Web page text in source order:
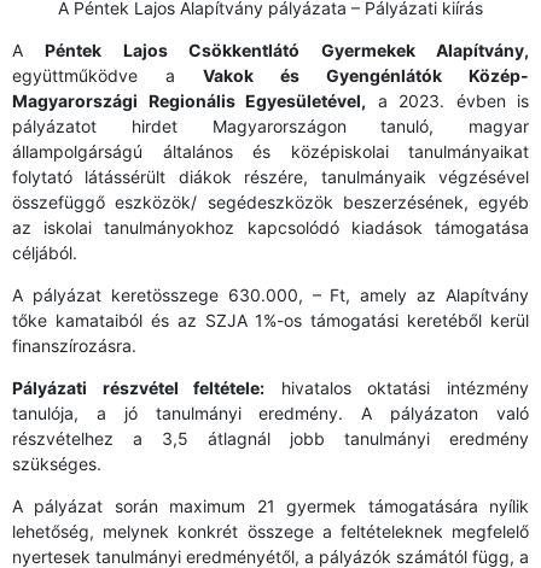
A Péntek Lajos Alapítvány pályázata – Pályázati kiírás
APéntek Lajos Csökkentlátó Gyermekek Alapítvány,
együttműködve a Vakok és Gyengénlátók Közép-
Magyarországi Regionális Egyesületével, a 2023. évben is
pályázatot hirdet Magyarországon tanuló, magyar
állampolgárságú általános és középiskolai tanulmányaikat
folytató látássérült diákok részére, tanulmányaik végzésével
összefüggő eszközök/ segédeszközök beszerzésének, egyéb
az iskolai tanulmányokhoz kapcsolódó kiadások támogatása
céljából.
A pályázat keretösszege 630.000, – Ft, amely az Alapítvány
tőke kamataiból és az SZJA 1%-os támogatási keretéből kerül
finanszírozásra.
Pályázati részvétel feltétele: hivatalos oktatási intézmény
tanulója, a jó tanulmányi eredmény. A pályázaton való
részvételhez a 3,5 átlagnál jobb tanulmányi eredmény
szükséges.
A pályázat során maximum 21 gyermek támogatására nyílik
lehetőség, melynek konkrét összege a feltételeknek megfelelő
nyertesek tanulmányi eredményétől, a pályázók számától függ, a